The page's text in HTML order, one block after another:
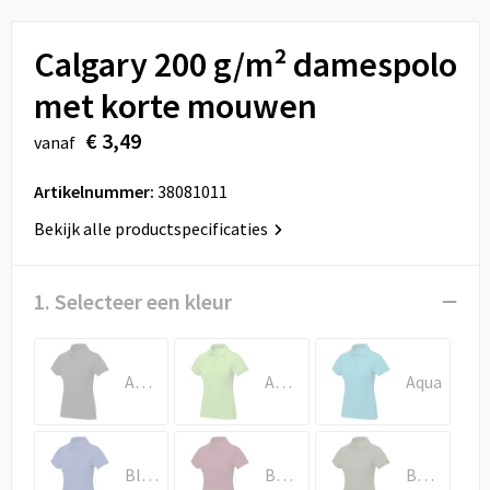
Veiligheid, Auto en Fiets
Vrije tijd en Strand
Aanstekers
Rugzakken
Schoenentassen
Sporttassen
Autotassen
Reistassensets
Calgary 200 g/m² damespolo
met korte mouwen
vanaf € 3,49
Artikelnummer: 38081011
Bekijk alle productspecificaties
1. Selecteer een kleur
Antraciet Appelgroen Aqua
Blauw Bordeaux rood Bosgroen